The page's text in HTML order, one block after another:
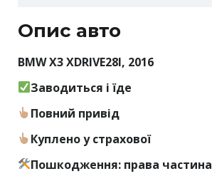
Опис авто
BMW X3 XDRIVE28I, 2016
Заводиться і їде
Повний привід
Куплено у страхової
Пошкодження: права частина